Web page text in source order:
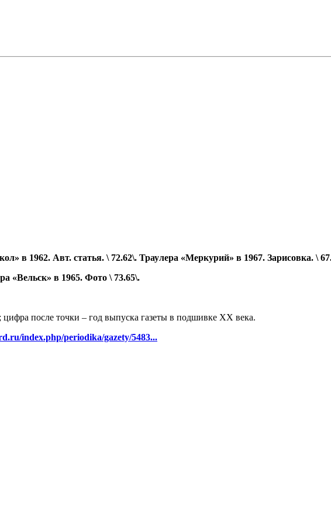
в 1962. Авт. статья. \ 72.62\. Траулера «Меркурий» в 1967. Зарисовка. \
«Вельск» в 1965. Фото \ 73.65\.
после точки – год выпуска газеты в подшивке ХХ века.
index.php/periodika/gazety/5483...